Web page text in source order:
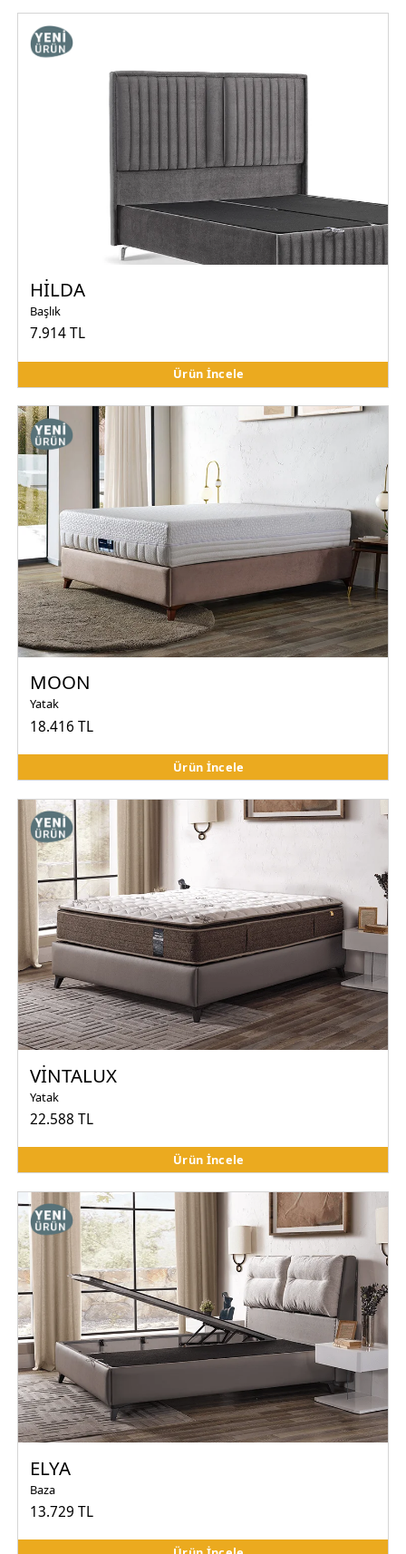
HİLDA
Başlık
7.914 TL
Ürün İncele
MOON
Yatak
18.416 TL
Ürün İncele
VİNTALUX
Yatak
22.588 TL
Ürün İncele
ELYA
Baza
13.729 TL